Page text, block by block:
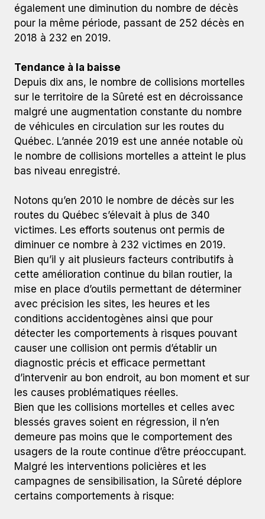
également une diminution du nombre de décès
pour la même période, passant de 252 décès en
2018 à 232 en 2019.
Tendance à la baisse
Depuis dix ans, le nombre de collisions mortelles
sur le territoire de la Sûreté est en décroissance
malgré une augmentation constante du nombre
de véhicules en circulation sur les routes du
Québec. L’année 2019 est une année notable où
le nombre de collisions mortelles a atteint le plus
bas niveau enregistré.
Notons qu’en 2010 le nombre de décès sur les
routes du Québec s’élevait à plus de 340
victimes. Les efforts soutenus ont permis de
diminuer ce nombre à 232 victimes en 2019.
Bien qu’il y ait plusieurs facteurs contributifs à
cette amélioration continue du bilan routier, la
mise en place d’outils permettant de déterminer
avec précision les sites, les heures et les
conditions accidentogènes ainsi que pour
détecter les comportements à risques pouvant
causer une collision ont permis d’établir un
diagnostic précis et efficace permettant
d’intervenir au bon endroit, au bon moment et sur
les causes problématiques réelles.
Bien que les collisions mortelles et celles avec
blessés graves soient en régression, il n’en
demeure pas moins que le comportement des
usagers de la route continue d’être préoccupant.
Malgré les interventions policières et les
campagnes de sensibilisation, la Sûreté déplore
certains comportements à risque: